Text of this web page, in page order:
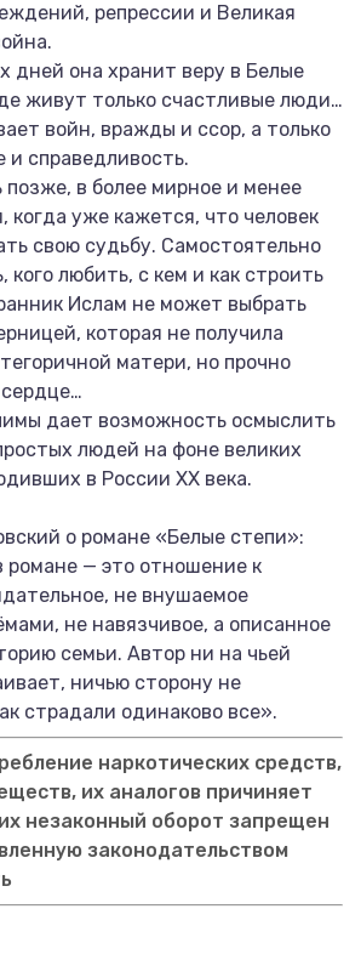
репрессии и Великая
дней она хранит веру в Белые
живут только счастливые люди…
войн, вражды и ссор, а только
и справедливость.
в более мирное и менее
когда уже кажется, что человек
свою судьбу. Самостоятельно
кого любить, с кем и как строить
Ислам не может выбрать
которая не получила
матери, но прочно
сердце…
дает возможность осмыслить
людей на фоне великих
в России ХХ века.
о романе «Белые степи»:
романе — это отношение к
не внушаемое
не навязчивое, а описанное
семьи. Автор ни на чьей
ничью сторону не
страдали одинаково все».
наркотических средств,
их аналогов причиняет
незаконный оборот запрещен
законодательством